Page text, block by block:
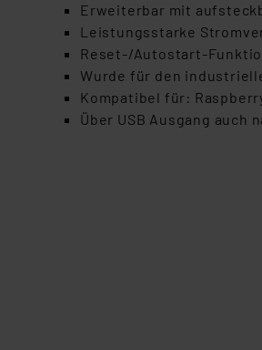
Erweiterbar mit
Leistungsstarke
Reset-/Autostart-
Wurde für den
Kompatibel für:
Über USB Ausgang auch